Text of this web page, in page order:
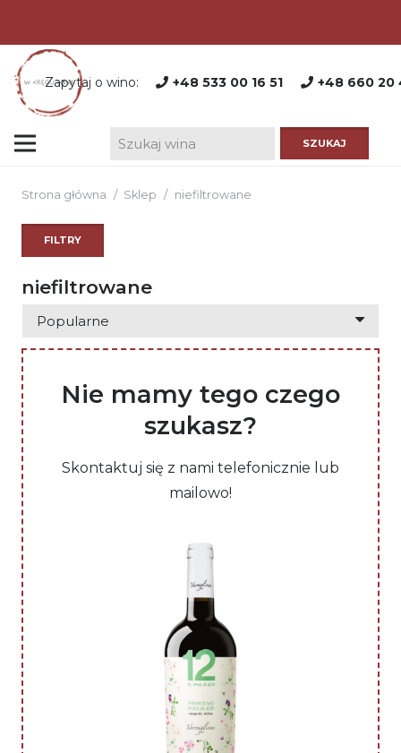
Zapytaj o wino: +48 533 00 16 51 +48 660 20
Strona główna / Sklep / niefiltrowane
niefiltrowane
Nie mamy tego czego
szukasz?
Skontaktuj się z nami telefonicznie lub
mailowo!
FILTRY